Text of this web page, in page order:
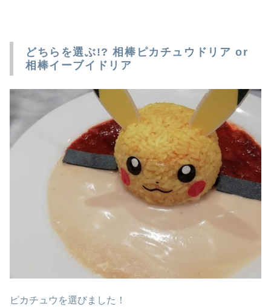
どちらを選ぶ!? 相棒ピカチュウドリア or
相棒イーブイドリア
ピカチュウを選びました！